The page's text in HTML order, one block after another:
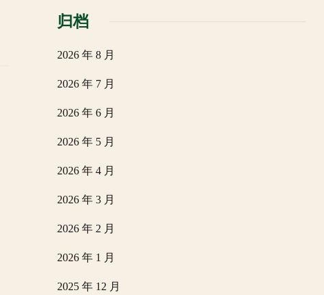
归档
2026 年 8 月
2026 年 7 月
2026 年 6 月
2026 年 5 月
2026 年 4 月
2026 年 3 月
2026 年 2 月
2026 年 1 月
2025 年 12 月